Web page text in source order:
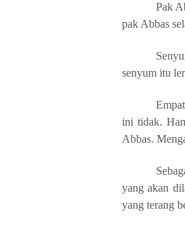
Pak
pak Abbas
senyum itu
ini tidak.
Abbas.
yang akan
yang terang